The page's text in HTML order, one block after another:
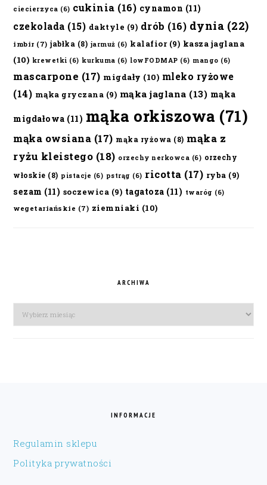
ciecierzyca (6) cukinia (16) cynamon (11)
czekolada (15) daktyle (9) drób (16) dynia (22)
imbir (7) jabłka (8) jarmuż (6) kalafior(9) kasza jaglana
(10) krewetki (6) kurkuma (6) lowFODMAP (6) mango (6)
mascarpone (17) migdały (10) mleko ryżowe
(14) mąka gryczana (9) mąka jaglana (13) mąka
migdałowa (11) mąka orkiszowa (71)
mąka owsiana (17) mąka ryżowa (8) mąka z
ryżu kleistego (18) orzechy nerkowca (6) orzechy
włoskie (8) pistacje (6) pstrąg (6) ricotta (17) ryba (9)
sezam (11) soczewica (9) tagatoza (11) twaróg (6)
wegetariańskie (7) ziemniaki (10)
ARCHIWA
Archiwa
INFORMACJE
Regulamin sklepu
Polityka prywatności